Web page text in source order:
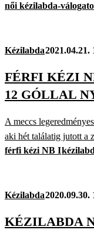
női kézilabda-
Kézilabda2021.04.21.
FÉRFI KÉZI
12 GÓLLAL
A meccs
aki hét találatig jutott a
férfi kézi NB I
Kézilabda2020.09.30.
KÉZILABDA